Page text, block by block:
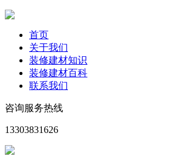
首页
关于我们
装修建材知识
装修建材百科
联系我们
咨询服务热线
13303831626